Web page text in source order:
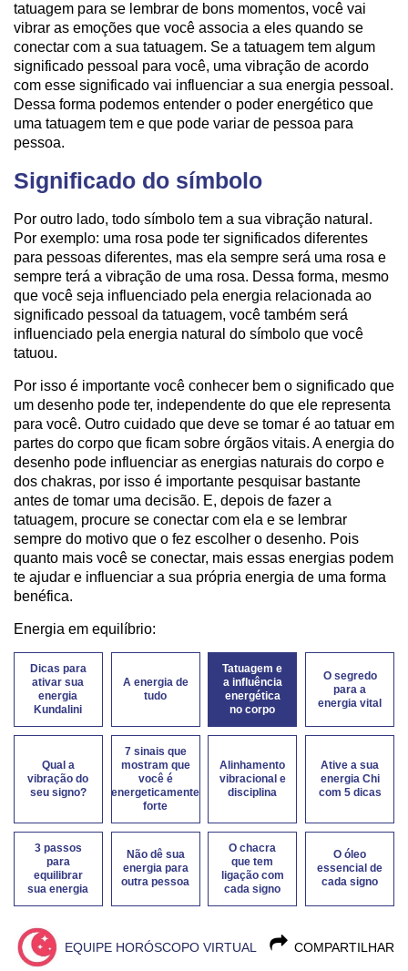
tatuagem para se lembrar de bons momentos, você vai
vibrar as emoções que você associa a eles quando se
conectar com a sua tatuagem. Se a tatuagem tem algum
significado pessoal para você, uma vibração de acordo
com esse significado vai influenciar a sua energia pessoal.
Dessa forma podemos entender o poder energético que
uma tatuagem tem e que pode variar de pessoa para
pessoa.
Significado do símbolo
Por outro lado, todo símbolo tem a sua vibração natural.
Por exemplo: uma rosa pode ter significados diferentes
para pessoas diferentes, mas ela sempre será uma rosa e
sempre terá a vibração de uma rosa. Dessa forma, mesmo
que você seja influenciado pela energia relacionada ao
significado pessoal da tatuagem, você também será
influenciado pela energia natural do símbolo que você
tatuou.
Por isso é importante você conhecer bem o significado que
um desenho pode ter, independente do que ele representa
para você. Outro cuidado que deve se tomar é ao tatuar em
partes do corpo que ficam sobre órgãos vitais. A energia do
desenho pode influenciar as energias naturais do corpo e
dos chakras, por isso é importante pesquisar bastante
antes de tomar uma decisão. E, depois de fazer a
tatuagem, procure se conectar com ela e se lembrar
sempre do motivo que o fez escolher o desenho. Pois
quanto mais você se conectar, mais essas energias podem
te ajudar e influenciar a sua própria energia de uma forma
benéfica.
Energia em equilíbrio:
Dicas para
ativar sua
energia
Kundalini
A energia de
tudo
Tatuagem e
a influência
energética
no corpo
O segredo
para a
energia vital
Qual a
vibração do
seu signo?
7 sinais que
mostram que
você é
energeticamente
forte
Alinhamento
vibracional e
disciplina
Ative a sua
energia Chi
com 5 dicas
3 passos
para
equilibrar
sua energia
Não dê sua
energia para
outra pessoa
O chacra
que tem
ligação com
cada signo
O óleo
essencial de
cada signo
COMPARTILHAR
EQUIPE HORÓSCOPO VIRTUAL